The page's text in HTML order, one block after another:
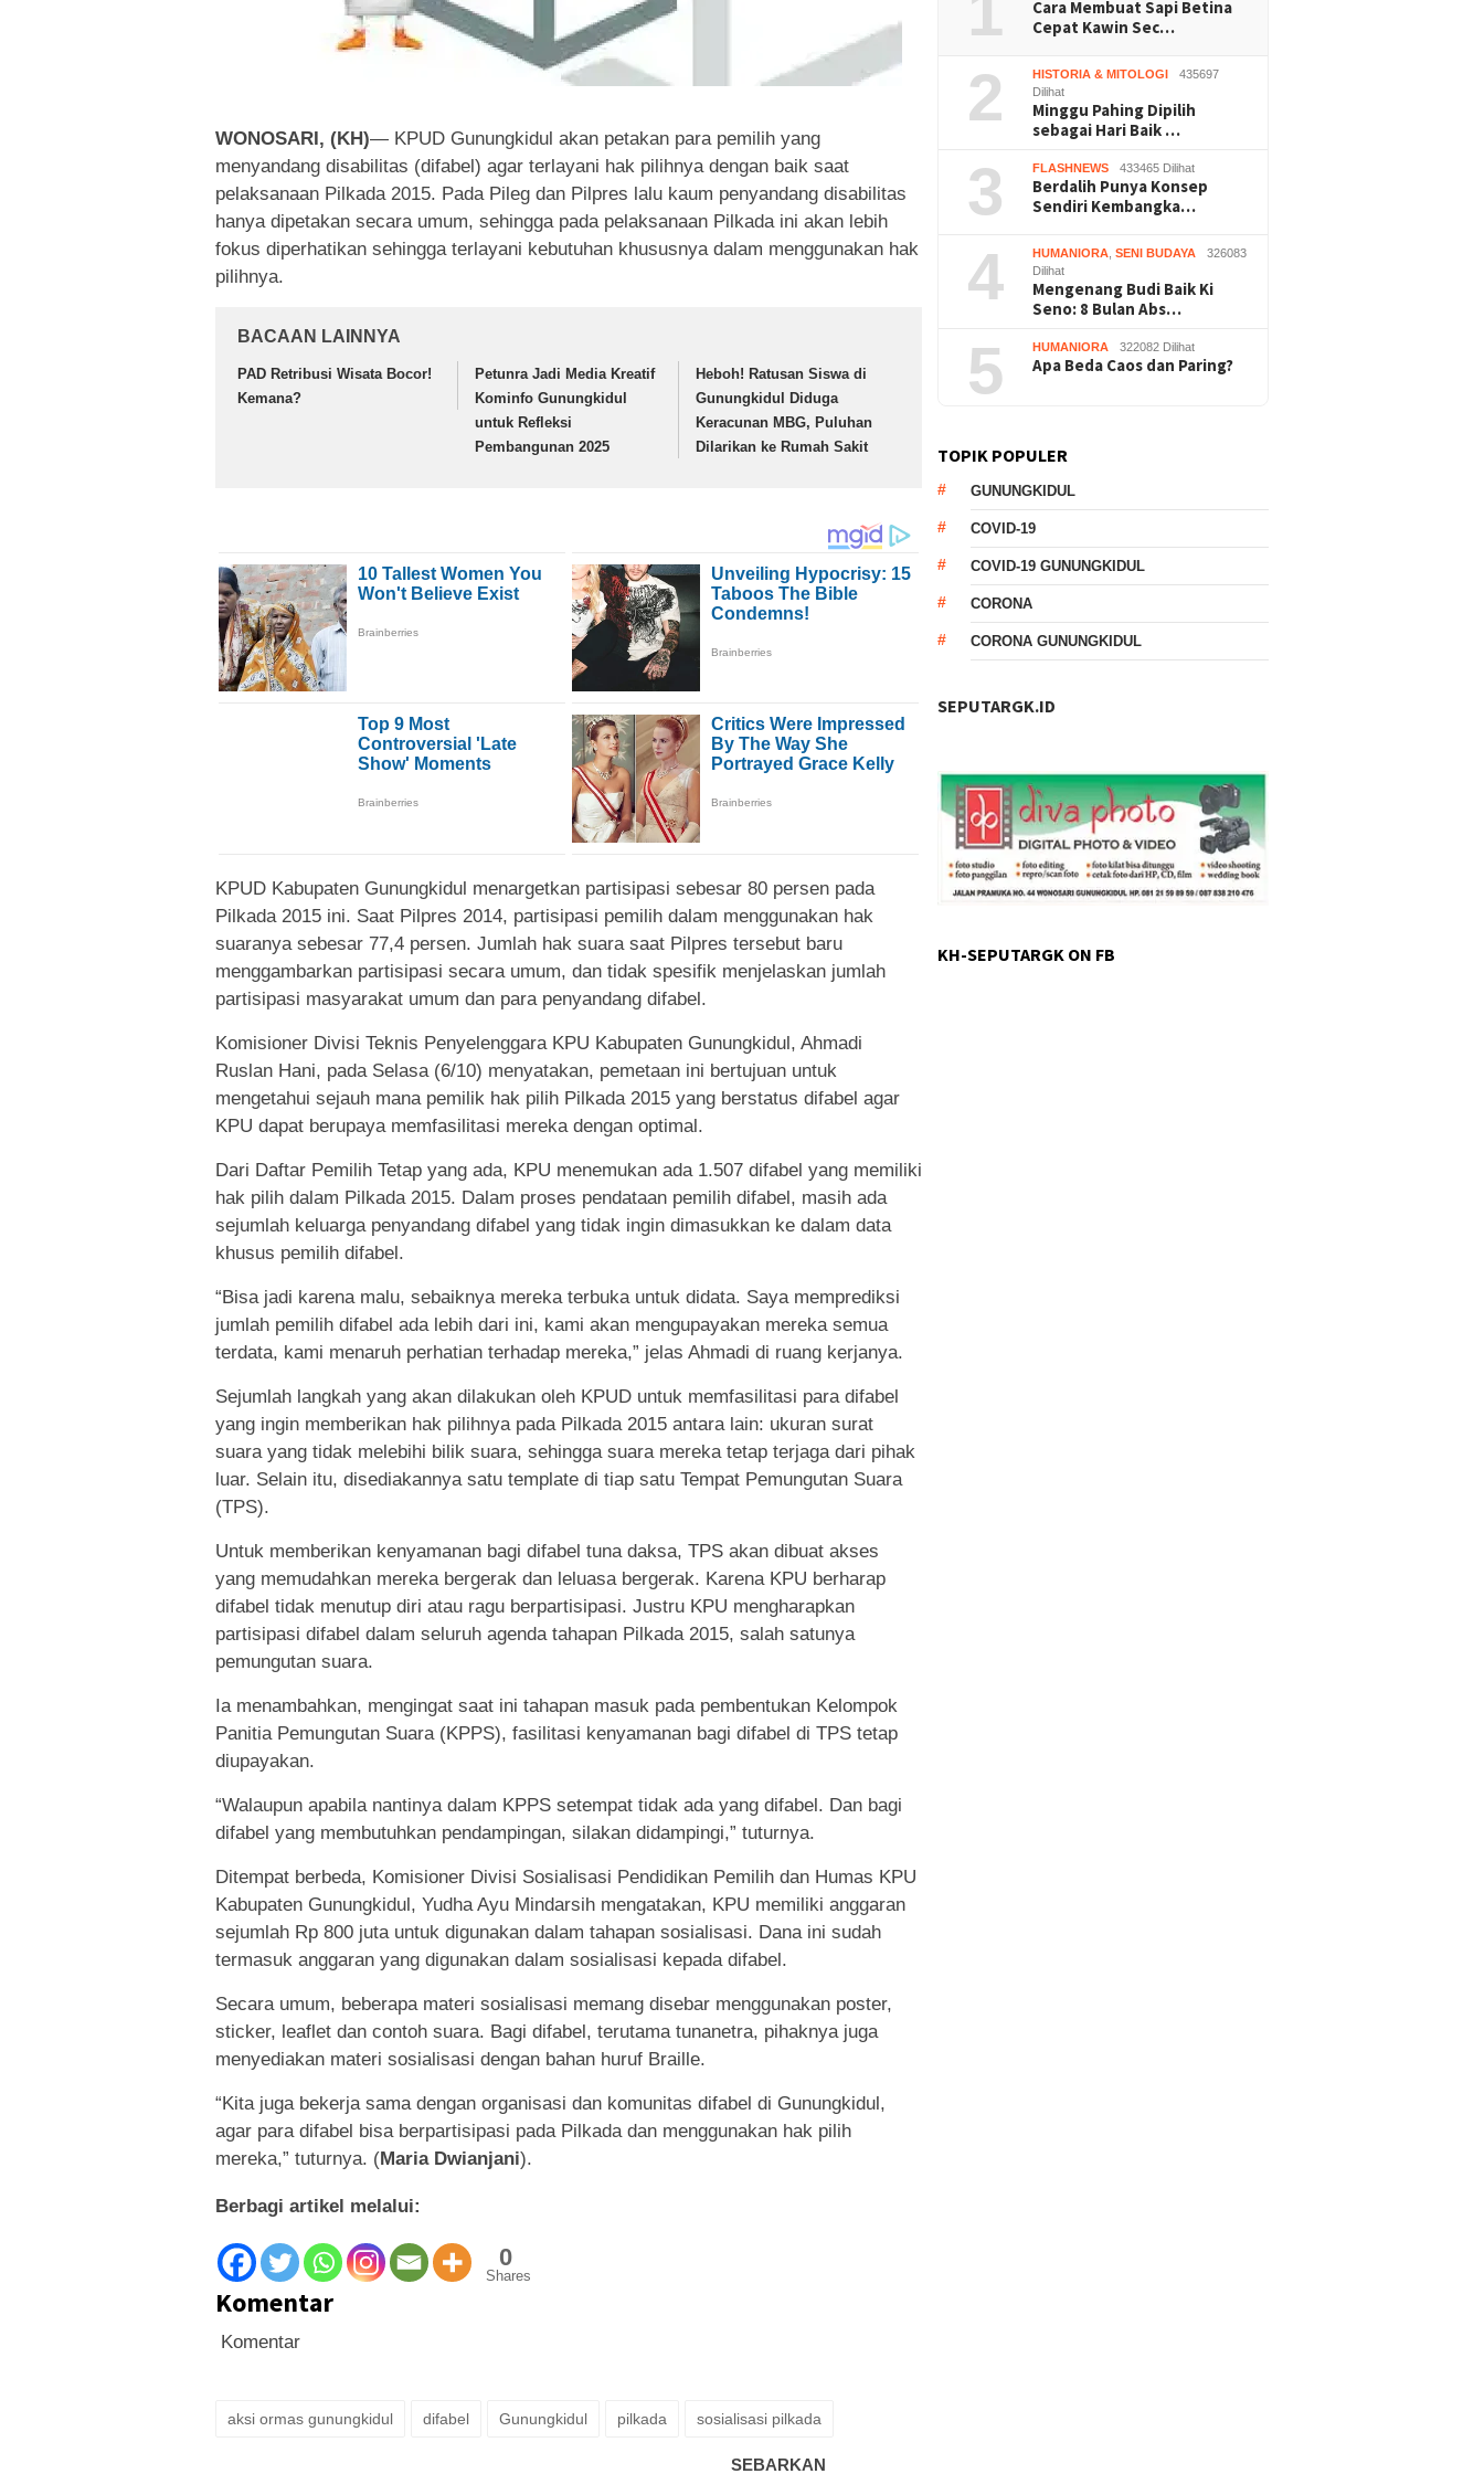
WONOSARI, (KH)— KPUD Gunungkidul akan petakan para pemilih yang
menyandang disabilitas (difabel) agar terlayani hak pilihnya dengan baik saat
pelaksanaan Pilkada 2015. Pada Pileg dan Pilpres lalu kaum penyandang disabilitas
hanya dipetakan secara umum, sehingga pada pelaksanaan Pilkada ini akan lebih
fokus diperhatikan sehingga terlayani kebutuhan khususnya dalam menggunakan hak
pilihnya.
BACAAN LAINNYA
PAD Retribusi Wisata Bocor!
Kemana?
Petunra Jadi Media Kreatif
Kominfo Gunungkidul
untuk Refleksi
Pembangunan 2025
Heboh! Ratusan Siswa di
Gunungkidul Diduga
Keracunan MBG, Puluhan
Dilarikan ke Rumah Sakit
KPUD Kabupaten Gunungkidul menargetkan partisipasi sebesar 80 persen pada
Pilkada 2015 ini. Saat Pilpres 2014, partisipasi pemilih dalam menggunakan hak
suaranya sebesar 77,4 persen. Jumlah hak suara saat Pilpres tersebut baru
menggambarkan partisipasi secara umum, dan tidak spesifik menjelaskan jumlah
partisipasi masyarakat umum dan para penyandang difabel.
Komisioner Divisi Teknis Penyelenggara KPU Kabupaten Gunungkidul, Ahmadi
Ruslan Hani, pada Selasa (6/10) menyatakan, pemetaan ini bertujuan untuk
mengetahui sejauh mana pemilik hak pilih Pilkada 2015 yang berstatus difabel agar
KPU dapat berupaya memfasilitasi mereka dengan optimal.
Dari Daftar Pemilih Tetap yang ada, KPU menemukan ada 1.507 difabel yang memiliki
hak pilih dalam Pilkada 2015. Dalam proses pendataan pemilih difabel, masih ada
sejumlah keluarga penyandang difabel yang tidak ingin dimasukkan ke dalam data
khusus pemilih difabel.
“Bisa jadi karena malu, sebaiknya mereka terbuka untuk didata. Saya memprediksi
jumlah pemilih difabel ada lebih dari ini, kami akan mengupayakan mereka semua
terdata, kami menaruh perhatian terhadap mereka,” jelas Ahmadi di ruang kerjanya.
Sejumlah langkah yang akan dilakukan oleh KPUD untuk memfasilitasi para difabel
yang ingin memberikan hak pilihnya pada Pilkada 2015 antara lain: ukuran surat
suara yang tidak melebihi bilik suara, sehingga suara mereka tetap terjaga dari pihak
luar. Selain itu, disediakannya satu template di tiap satu Tempat Pemungutan Suara
(TPS).
Untuk memberikan kenyamanan bagi difabel tuna daksa, TPS akan dibuat akses
yang memudahkan mereka bergerak dan leluasa bergerak. Karena KPU berharap
difabel tidak menutup diri atau ragu berpartisipasi. Justru KPU mengharapkan
partisipasi difabel dalam seluruh agenda tahapan Pilkada 2015, salah satunya
pemungutan suara.
Ia menambahkan, mengingat saat ini tahapan masuk pada pembentukan Kelompok
Panitia Pemungutan Suara (KPPS), fasilitasi kenyamanan bagi difabel di TPS tetap
diupayakan.
“Walaupun apabila nantinya dalam KPPS setempat tidak ada yang difabel. Dan bagi
difabel yang membutuhkan pendampingan, silakan didampingi,” tuturnya.
Ditempat berbeda, Komisioner Divisi Sosialisasi Pendidikan Pemilih dan Humas KPU
Kabupaten Gunungkidul, Yudha Ayu Mindarsih mengatakan, KPU memiliki anggaran
sejumlah Rp 800 juta untuk digunakan dalam tahapan sosialisasi. Dana ini sudah
termasuk anggaran yang digunakan dalam sosialisasi kepada difabel.
Secara umum, beberapa materi sosialisasi memang disebar menggunakan poster,
sticker, leaflet dan contoh suara. Bagi difabel, terutama tunanetra, pihaknya juga
menyediakan materi sosialisasi dengan bahan huruf Braille.
“Kita juga bekerja sama dengan organisasi dan komunitas difabel di Gunungkidul,
agar para difabel bisa berpartisipasi pada Pilkada dan menggunakan hak pilih
mereka,” tuturnya. (Maria Dwianjani).
Berbagi artikel melalui:
0
Shares
Komentar
Komentar
aksi ormas gunungkidul difabel Gunungkidul pilkada sosialisasi pilkada
SEBARKAN
Cara Membuat Sapi Betina
Cepat Kawin Sec…
2 HISTORIA & MITOLOGI
435697
Dilihat
Minggu Pahing Dipilih
sebagai Hari Baik …
3 FLASHNEWS 433465 Dilihat
Berdalih Punya Konsep
Sendiri Kembangka…
4 HUMANIORA ,SENI BUDAYA
326083
Dilihat
Mengenang Budi Baik Ki
Seno: 8 Bulan Abs…
5 HUMANIORA 322082 Dilihat
Apa Beda Caos dan Paring?
TOPIK POPULER
GUNUNGKIDUL
COVID-19
COVID-19 GUNUNGKIDUL
CORONA
CORONA GUNUNGKIDUL
SEPUTARGK.ID
KH-SEPUTARGK ON FB